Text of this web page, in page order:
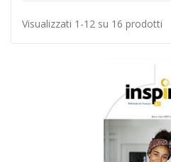
Visualizzati 1-12 su 16 prodotti